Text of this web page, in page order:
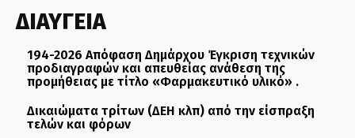
ΔΙΑΥΓΕΙΑ
194-2026 Απόφαση Δημάρχου Έγκριση τεχνικών
προδιαγραφών και απευθείας ανάθεση της
προμήθειας με τίτλο «Φαρμακευτικό υλικό» .
Δικαιώματα τρίτων (ΔΕΗ κλπ) από την είσπραξη
τελών και φόρων